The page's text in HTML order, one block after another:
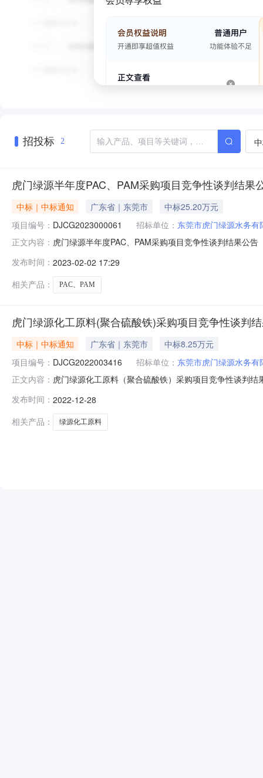
招投标 2
虎门绿源半年度PAC、PAM采购项目竞争性谈判结果
中标｜中标通知 广东省｜东莞市
中标25.20万元
项目编号： DJCG2023000061 招标单位： 东莞市虎门绿源水务有
正文内容： 虎门绿源半年度PAC、PAM采购项目竞争性谈判结果公
PAC、PAM采购五、采购公示日期及媒体2023年02月02
发布时间： 2023-02-02 17:29
相关产品：
PAC、PAM
虎门绿源化工原料(聚合硫酸铁)采购项目竞争性谈判
中标｜中标通知 广东省｜东莞市
中标8.25万元
项目编号： DJCG2022003416 招标单位： 东莞市虎门绿源水务有
正文内容： 虎门绿源化工原料（聚合硫酸铁）采购项目竞争性谈判
性谈判四、采购内容聚合硫酸铁采购五、采购公示日期
发布时间： 2022-12-28
相关产品：
绿源化工原料